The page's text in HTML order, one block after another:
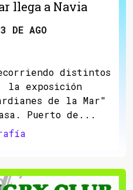
llega a Navia
DE AGO
distintos
la exposición
de la Mar"
Puerto de...